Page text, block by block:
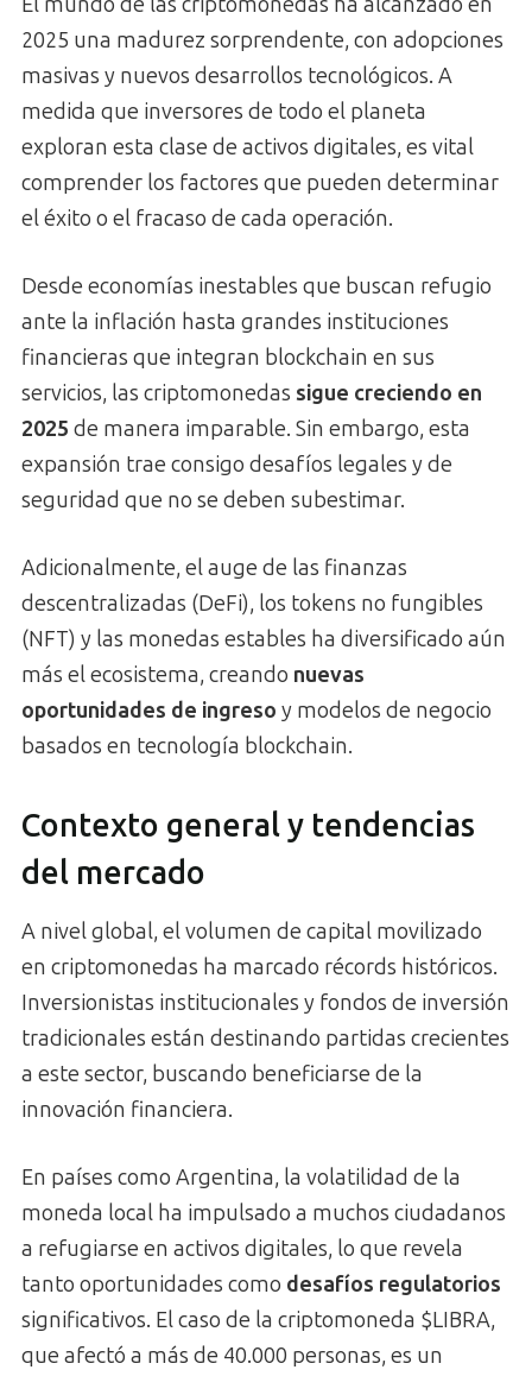
2025 una madurez sorprendente, con adopciones
masivas y nuevos desarrollos tecnológicos. A
medida que inversores de todo el planeta
exploran esta clase de activos digitales, es vital
comprender los factores que pueden determinar
el éxito o el fracaso de cada operación.
Desde economías inestables que buscan refugio
ante la inflación hasta grandes instituciones
financieras que integran blockchain en sus
servicios, las criptomonedas sigue creciendo en
2025 de manera imparable. Sin embargo, esta
expansión trae consigo desafíos legales y de
seguridad que no se deben subestimar.
Adicionalmente, el auge de las finanzas
descentralizadas (DeFi), los tokens no fungibles
(NFT) y las monedas estables ha diversificado aún
más el ecosistema, creando nuevas
oportunidades de ingreso y modelos de negocio
basados en tecnología blockchain.
Contexto general y tendencias
del mercado
A nivel global, el volumen de capital movilizado
en criptomonedas ha marcado récords históricos.
Inversionistas institucionales y fondos de inversión
tradicionales están destinando partidas crecientes
a este sector, buscando beneficiarse de la
innovación financiera.
En países como Argentina, la volatilidad de la
moneda local ha impulsado a muchos ciudadanos
a refugiarse en activos digitales, lo que revela
tanto oportunidades como desafíos regulatorios
significativos. El caso de la criptomoneda $LIBRA,
que afectó a más de 40.000 personas, es un